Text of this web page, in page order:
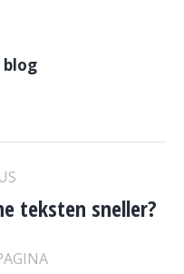
blog
teksten sneller?